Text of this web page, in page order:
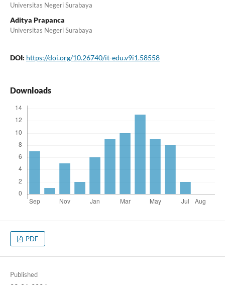
Universitas Negeri Surabaya
Aditya Prapanca
Universitas Negeri Surabaya
DOI: https://doi.org/10.26740/it-edu.v9i1.58558
Downloads
PDF
Published